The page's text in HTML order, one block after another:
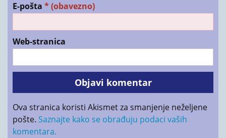
E-pošta * (obavezno)
Web-stranica
Ova stranica koristi Akismet za smanjenje neželjene
pošte. Saznajte kako se obrađuju podaci vaših
komentara.